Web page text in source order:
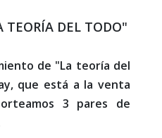
TEORÍA DEL TODO"
de "La teoría del
que está a la venta
3 pares de